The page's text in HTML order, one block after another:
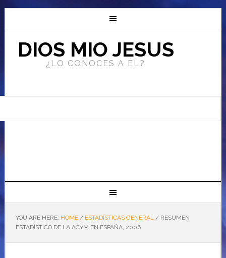
DIOS MIO JESUS
¿LO CONOCES A ÉL?
YOU ARE HERE: HOME / ESTADÍSTICAS GENERAL /RESUMEN
ESTADÍSTICO DE LA ACYM EN ESPAÑA, 2006